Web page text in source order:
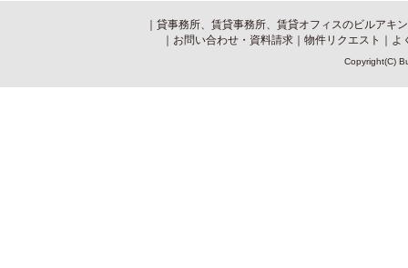
｜ 貸事務所、賃貸事務所、賃貸オフィスのビルアキ
｜ お問い合わせ・資料請求 ｜ 物件リクエスト ｜ よ
Copyright(C)